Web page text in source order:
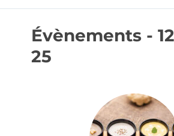
Évènements -
25